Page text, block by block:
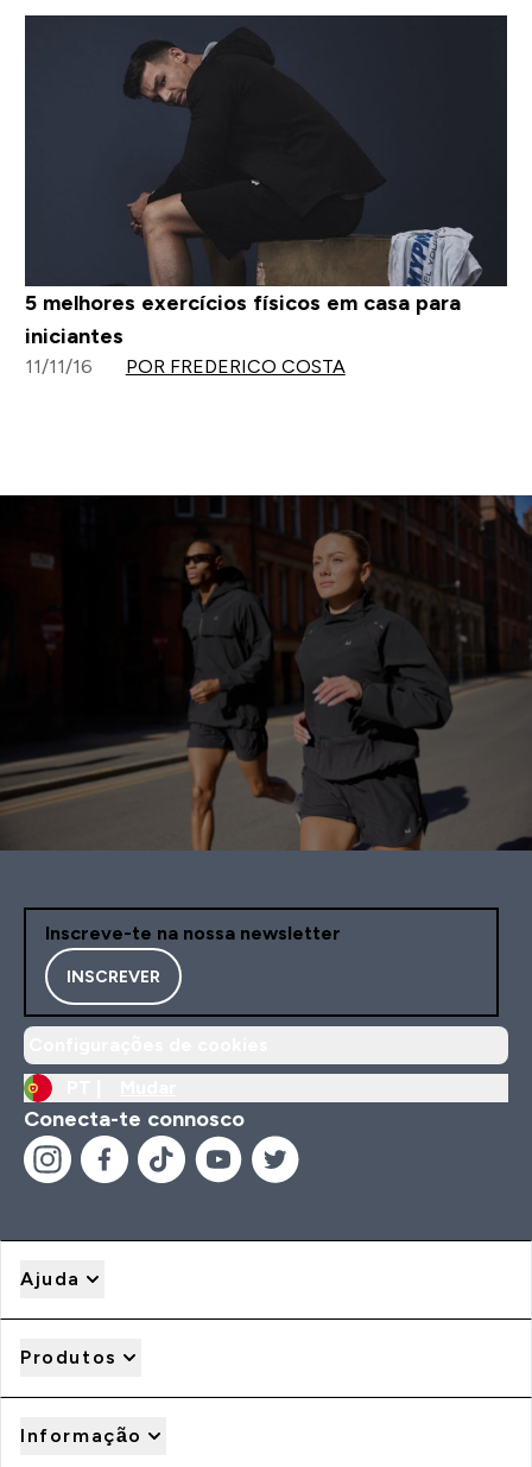
5 melhores exercícios físicos em casa para
iniciantes
11/11/16 POR FREDERICO COSTA
Inscreve-te na nossa newsletter
INSCREVER
Conecta-te connosco
Ajuda
Produtos
Informação